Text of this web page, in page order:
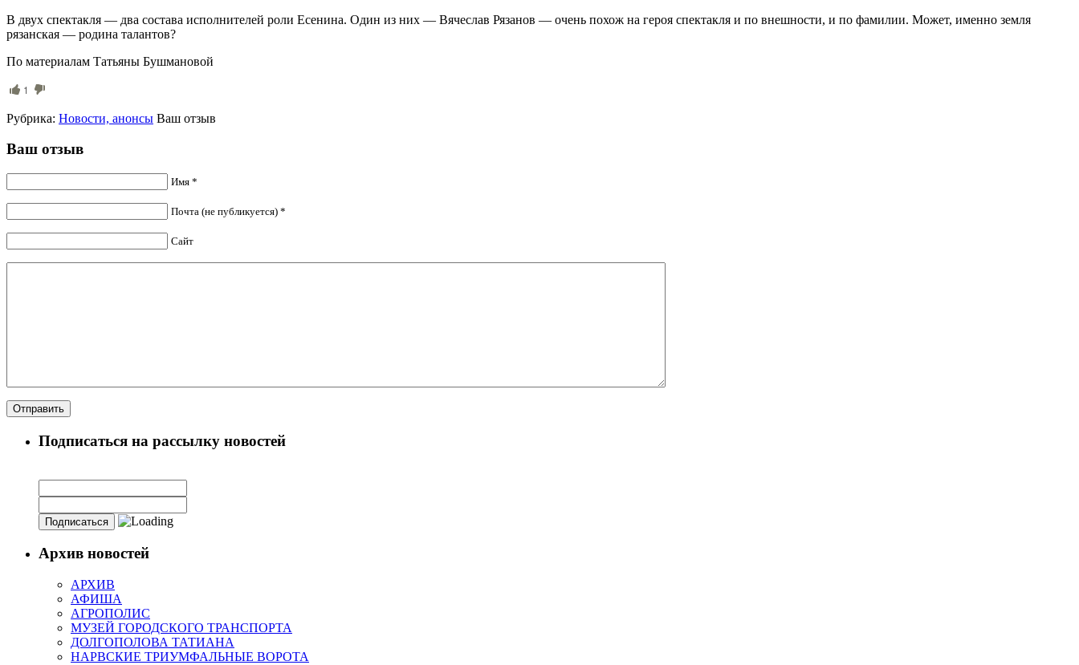
В двух спектакля — два состава исполнителей роли Есенина. Один из них — Вячеслав Рязанов — очень похож на героя спектакля и по внешности, и по фамилии. Может, именно земля
рязанская — родина талантов?
По материалам Татьяны Бушмановой
1
Рубрика: Новости, анонсы Ваш отзыв
Ваш отзыв
Имя *
Почта (не публикуется) *
Сайт
Подписаться на рассылку новостей
Архив новостей
АРХИВ
АФИША
АГРОПОЛИС
МУЗЕЙ ГОРОДСКОГО ТРАНСПОРТА
ДОЛГОПОЛОВА ТАТИАНА
НАРВСКИЕ ТРИУМФАЛЬНЫЕ ВОРОТА